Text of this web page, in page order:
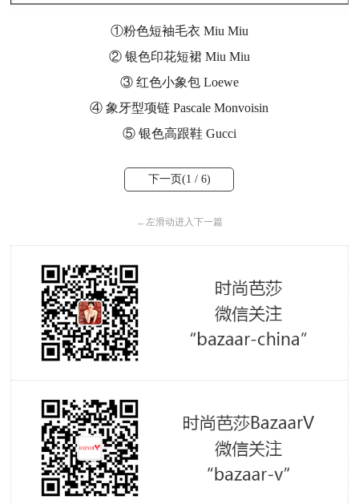
①粉色短袖毛衣 Miu Miu
② 银色印花短裙 Miu Miu
③ 红色小象包 Loewe
④ 象牙型项链 Pascale Monvoisin
⑤ 银色高跟鞋 Gucci
下一页(1 / 6)
← 左滑动进入下一篇